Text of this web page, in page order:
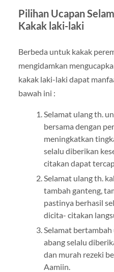
Pilihan Ucapan
Kakak laki-laki
Berbeda untuk kakak
mengidamkan
kakak laki-laki dapat
bawah ini :
Selamat ulang th.
bersama dengan
meningkatkan
selalu diberikan
citakan dapat
Selamat ulang th.
tambah ganteng,
pastinya berhasil
dicita- citakan
Selamat bertambah
abang selalu
dan murah rezeki
Aamiin.